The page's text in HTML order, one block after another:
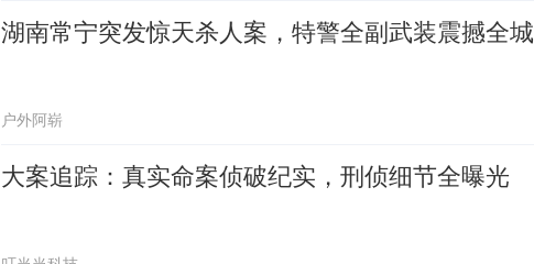
湖南常宁突发惊天杀人案，特警全副武装震撼全城
户外阿崭
大案追踪：真实命案侦破纪实，刑侦细节全曝光